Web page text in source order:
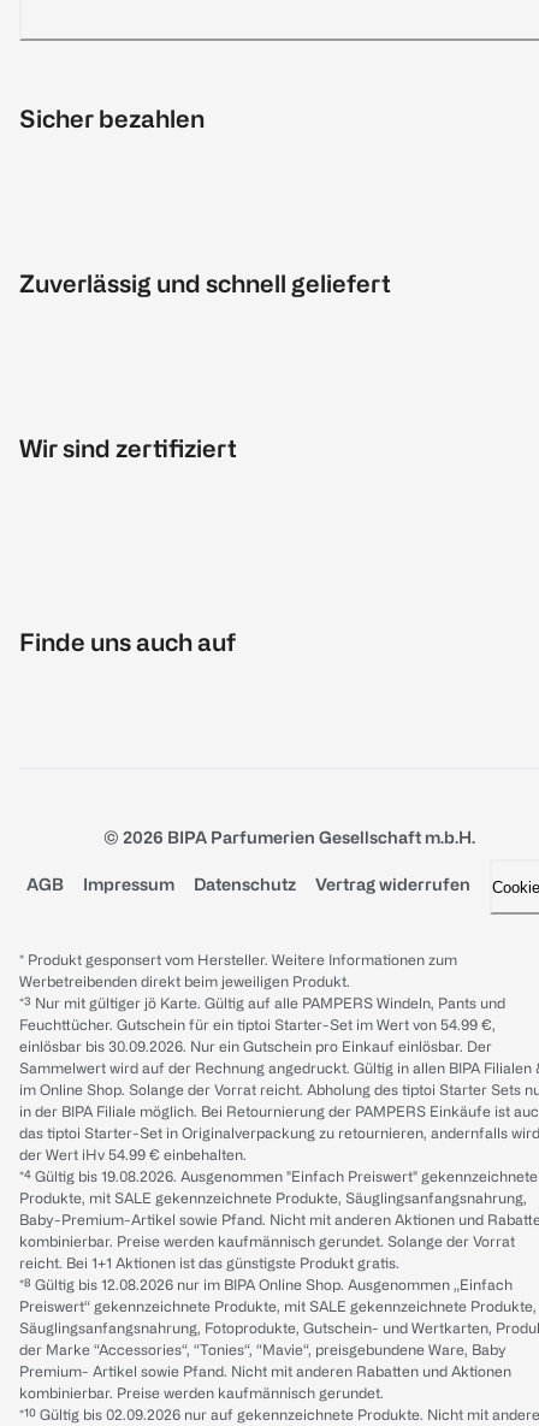
Sicher bezahlen
Zuverlässig und schnell geliefert
Wir sind zertifiziert
Finde uns auch auf
© 2026 BIPA Parfumerien Gesellschaft m.b.H.
AGB Impressum Datenschutz Vertrag widerrufen
* Produkt gesponsert vom Hersteller. Weitere Informationen zum
Werbetreibenden direkt beim jeweiligen Produkt.
*³ Nur mit gültiger jö Karte. Gültig auf alle PAMPERS Windeln, Pants und
Feuchttücher. Gutschein für ein tiptoi Starter-Set im Wert von 54.99 €,
einlösbar bis 30.09.2026. Nur ein Gutschein pro Einkauf einlösbar. Der
Sammelwert wird auf der Rechnung angedruckt. Gültig in allen BIPA Filialen
im Online Shop. Solange der Vorrat reicht. Abholung des tiptoi Starter Sets
in der BIPA Filiale möglich. Bei Retournierung der PAMPERS Einkäufe ist
das tiptoi Starter-Set in Originalverpackung zu retournieren, andernfalls wird
der Wert iHv 54.99 € einbehalten.
*⁴ Gültig bis 19.08.2026. Ausgenommen "Einfach Preiswert" gekennzeichnete
Produkte, mit SALE gekennzeichnete Produkte, Säuglingsanfangsnahrung,
Baby-Premium-Artikel sowie Pfand. Nicht mit anderen Aktionen und
kombinierbar. Preise werden kaufmännisch gerundet. Solange der Vorrat
reicht. Bei 1+1 Aktionen ist das günstigste Produkt gratis.
*⁸ Gültig bis 12.08.2026 nur im BIPA Online Shop. Ausgenommen „Einfach
Preiswert“ gekennzeichnete Produkte, mit SALE gekennzeichnete Produkte,
Säuglingsanfangsnahrung, Fotoprodukte, Gutschein- und Wertkarten,
der Marke “Accessories“, “Tonies“, “Mavie“, preisgebundene Ware, Baby
Premium- Artikel sowie Pfand. Nicht mit anderen Rabatten und Aktionen
kombinierbar. Preise werden kaufmännisch gerundet.
*¹⁰ Gültig bis 02.09.2026 nur auf gekennzeichnete Produkte. Nicht mit